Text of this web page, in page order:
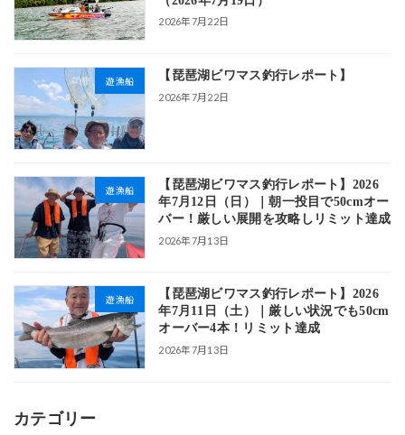
2026年7月22日
遊漁船 【琵琶湖ビワマス釣行レポート】
2026年7月22日
遊漁船
【琵琶湖ビワマス釣行レポート】2026
年7月12日（日）｜朝一投目で50cmオー
バー！厳しい展開を攻略しリミット達成
2026年7月13日
遊漁船
【琵琶湖ビワマス釣行レポート】2026
年7月11日（土）｜厳しい状況でも50cm
オーバー4本！リミット達成
2026年7月13日
カテゴリー